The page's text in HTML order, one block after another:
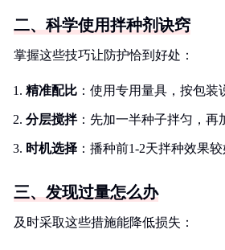
二、科学使用拌种剂诀窍
掌握这些技巧让防护恰到好处：
精准配比 ：使用专用量具，按包装
分层搅拌：先加一半种子拌匀，再
时机选择 ：播种前1-2天拌种效果
三、发现过量怎么办
及时采取这些措施能降低损失：